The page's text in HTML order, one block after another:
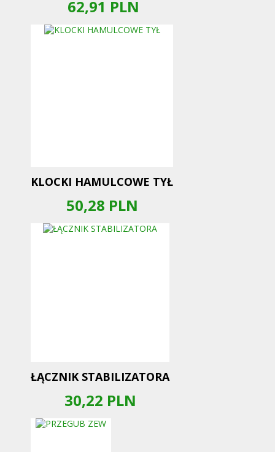
62,91 PLN
KLOCKI HAMULCOWE TYŁ
50,28 PLN
ŁĄCZNIK STABILIZATORA
30,22 PLN